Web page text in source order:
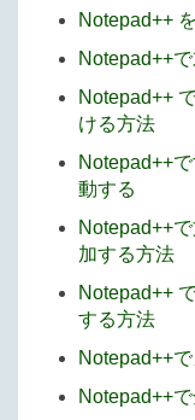
Notepad++
Notepad++
Notepad++
ける方法
Notepad++
動する
Notepad++
加する方法
Notepad++
する方法
Notepad++
Notepad++